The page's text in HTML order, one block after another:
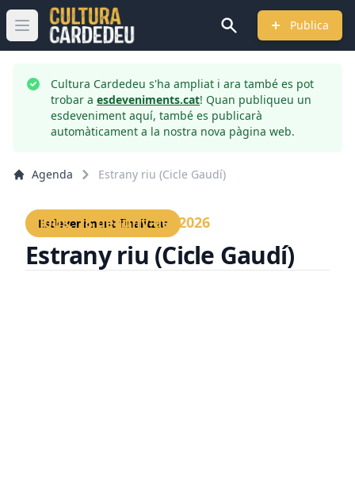
Obrir menú principal Publica
Cultura Cardedeu s'ha ampliat i ara també es pot
trobar a esdeveniments.cat! Quan publiqueu un
esdeveniment aquí, també es publicarà
automàticament a la nostra nova pàgina web.
Agenda Estrany riu (Cicle Gaudí)
Esdeveniment finalitzat
Dijous, 18 de juny del 2026
Estrany riu (Cicle Gaudí)